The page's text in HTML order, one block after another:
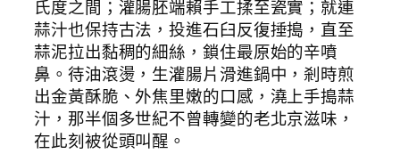
氏度之間；灌腸胚端賴手工揉至瓷實；就連
蒜汁也保持古法，投進石臼反復捶搗，直至
蒜泥拉出黏稠的細絲，鎖住最原始的辛噴
鼻。待油滾燙，生灌腸片滑進鍋中，剎時煎
出金黃酥脆、外焦里嫩的口感，澆上手搗蒜
汁，那半個多世紀不曾轉變的老北京滋味，
在此刻被從頭叫醒。